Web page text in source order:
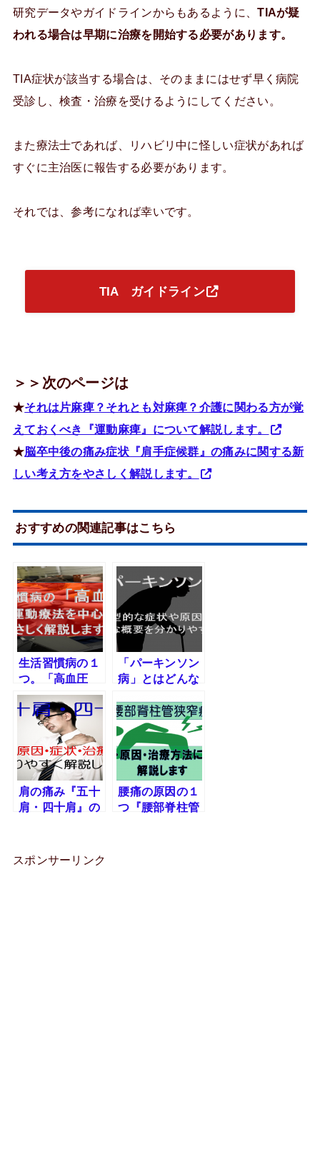
研究データやガイドラインからもあるように、TIAが疑
われる場合は早期に治療を開始する必要があります。
TIA症状が該当する場合は、そのままにはせず早く病院
受診し、検査・治療を受けるようにしてください。
また療法士であれば、リハビリ中に怪しい症状があれば
すぐに主治医に報告する必要があります。
それでは、参考になれば幸いです。
TIA ガイドライン
＞＞次のページは
★それは片麻痺？それとも対麻痺？介護に関わる方が覚
えておくべき『運動麻痺』について解説します。
★脳卒中後の痛み症状『肩手症候群』の痛みに関する新
しい考え方をやさしく解説します。
おすすめの関連記事はこちら
生活習慣病の１
つ。「高血圧
症」の原因・治
療・予防につい
て分かりやすく
解説します。
「パーキンソン
病」とはどんな
型的な症状や原
因・治療方法に
ついて分かりや
すく解説しま
す。
肩の痛み『五十
肩・四十肩』の
ついて分かりや
すく解説しま
腰痛の原因の１
つ『腰部脊柱管
スポンサーリンク